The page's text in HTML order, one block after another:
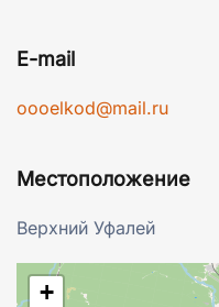
E-mail
oooelkod@mail.ru
Местоположение
Верхний Уфалей
+